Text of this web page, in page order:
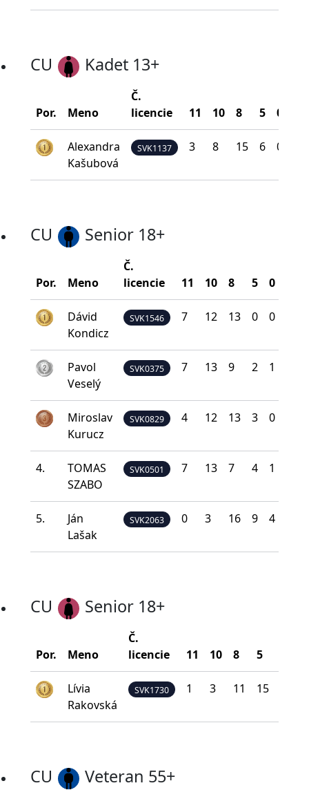
CU Kadet 13+
Por. Meno
Č.
licencie
11 10 8 5 0
Alexandra
Kašubová
SVK1137 3 8 15 6 0
CU Senior 18+
Por. Meno
Č.
licencie
11 10 8 5 0
Dávid
Kondicz
SVK1546 7 12 13 0 0
Pavol
Veselý
SVK0375 7 13 9 2 1
Miroslav
Kurucz
SVK0829 4 12 13 3 0
4.
TOMAS
SZABO
SVK0501 7 13 7 4 1
5.
Ján
Lašak
SVK2063 0 3 16 9 4
CU Senior 18+
Por. Meno
Č.
licencie
11 10 8 5
Lívia
Rakovská
SVK1730 1 3 11 15
CU Veteran 55+